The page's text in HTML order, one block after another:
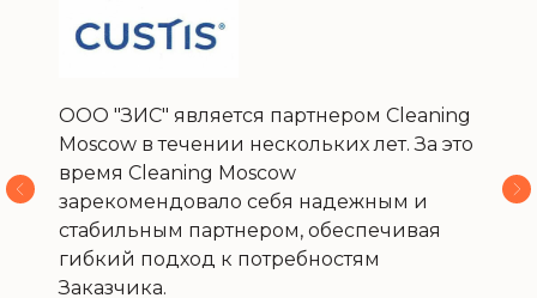
ООО "ЗИС" является партнером Cleaning
Moscow в течении нескольких лет. За это
время Cleaning Moscow
зарекомендовало себя надежным и
стабильным партнером, обеспечивая
гибкий подход к потребностям
Заказчика.